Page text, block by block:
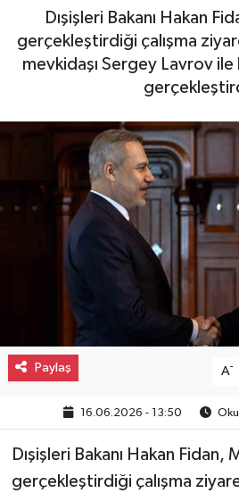
Dışişleri Bakanı Hakan
gerçekleştirdiği çalışma
mevkidaşı Sergey Lavrov
Paylaş A-
16.06.2026 - 13:50
Dışişleri Bakanı Hakan Fidan,
gerçekleştirdiği çalışma
Lojistik
Otovitrin
Asayiş
Magazin
Gayrimenkul
Spor
Son Dakika Haberleri
Haber Arşivi